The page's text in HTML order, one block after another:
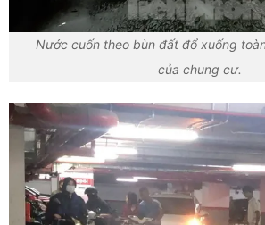
Nước cuốn theo bùn đất đổ xuống
của chung cư.